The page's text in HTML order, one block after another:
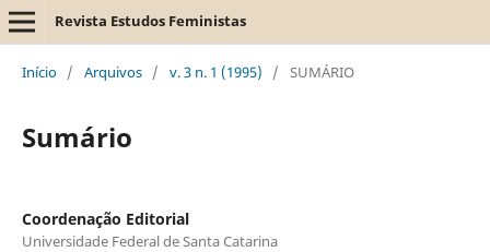
Revista Estudos Feministas
Início / Arquivos / v. 3 n. 1 (1995) / SUMÁRIO
Sumário
Coordenação Editorial
Universidade Federal de Santa Catarina